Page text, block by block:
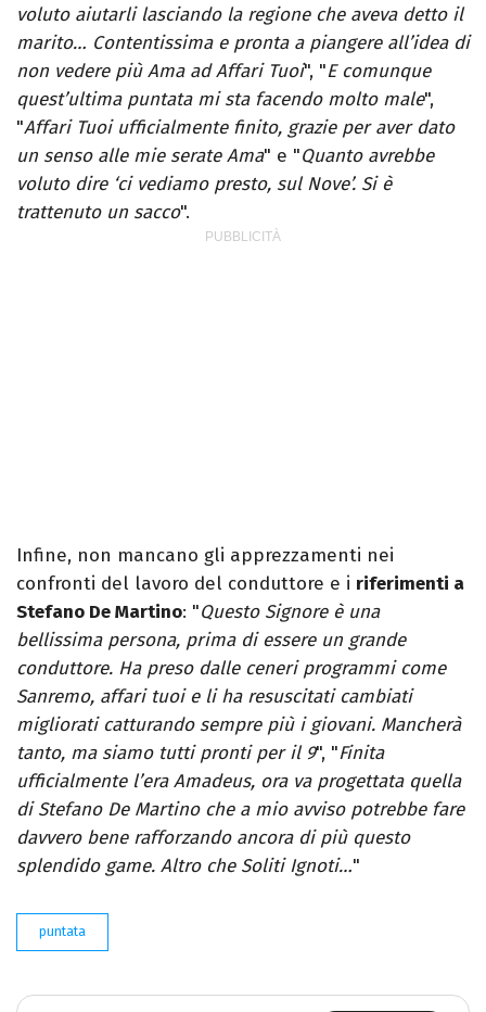
voluto aiutarli lasciando la regione che aveva detto il
marito… Contentissima e pronta a piangere all’idea di
non vedere più Ama ad Affari Tuoi", "E comunque
quest’ultima puntata mi sta facendo molto male",
"Affari Tuoi ufficialmente finito, grazie per aver dato
un senso alle mie serate Ama" e "Quanto avrebbe
voluto dire ‘ci vediamo presto, sul Nove’. Si è
trattenuto un sacco".
Infine, non mancano gli apprezzamenti nei
confronti del lavoro del conduttore e i riferimenti a
Stefano De Martino: "Questo Signore è una
bellissima persona, prima di essere un grande
conduttore. Ha preso dalle ceneri programmi come
Sanremo, affari tuoi e li ha resuscitati cambiati
migliorati catturando sempre più i giovani. Mancherà
tanto, ma siamo tutti pronti per il 9", "Finita
ufficialmente l’era Amadeus, ora va progettata quella
di Stefano De Martino che a mio avviso potrebbe fare
davvero bene rafforzando ancora di più questo
splendido game. Altro che Soliti Ignoti…"
puntata